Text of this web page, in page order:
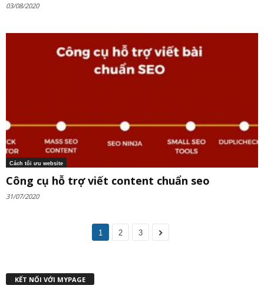
03/08/2020
Cách tối ưu website
Công cụ hỗ trợ viết content chuẩn seo
31/07/2020
1 2 3
KẾT NỐI VỚI MYPAGE